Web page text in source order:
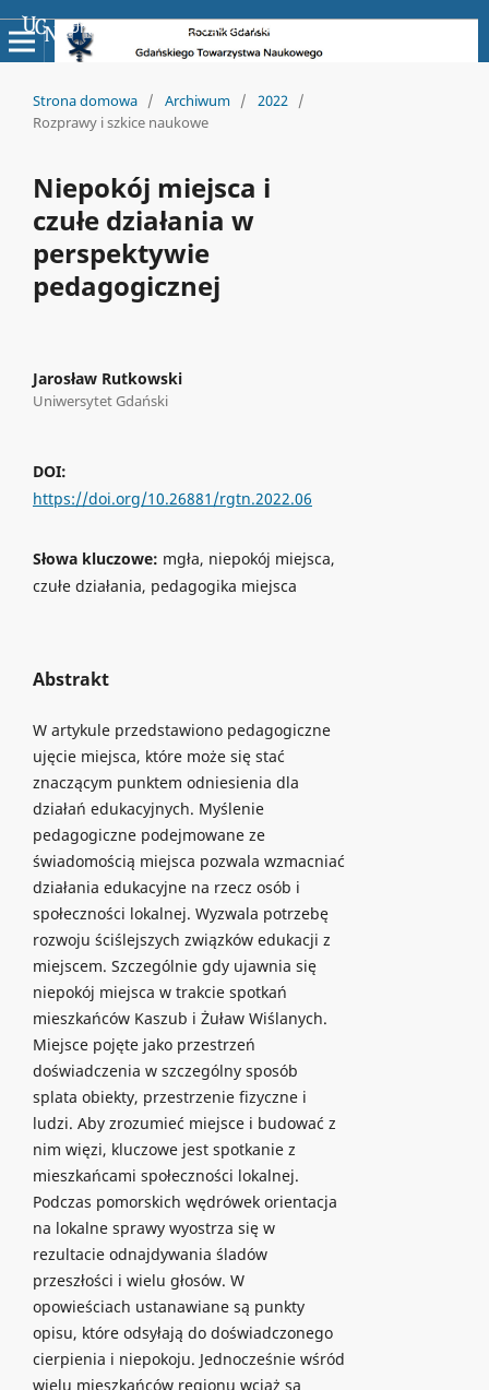
Uniwersyteckie Czasopisma Naukowe
Strona domowa / Archiwum / 2022 /
Rozprawy i szkice naukowe
Niepokój miejsca i
czułe działania w
perspektywie
pedagogicznej
Jarosław Rutkowski
Uniwersytet Gdański
DOI:
https://doi.org/10.26881/rgtn.2022.06
Słowa kluczowe: mgła, niepokój miejsca,
czułe działania, pedagogika miejsca
Abstrakt
W artykule przedstawiono pedagogiczne
ujęcie miejsca, które może się stać
znaczącym punktem odniesienia dla
działań edukacyjnych. Myślenie
pedagogiczne podejmowane ze
świadomością miejsca pozwala wzmacniać
działania edukacyjne na rzecz osób i
społeczności lokalnej. Wyzwala potrzebę
rozwoju ściślejszych związków edukacji z
miejscem. Szczególnie gdy ujawnia się
niepokój miejsca w trakcie spotkań
mieszkańców Kaszub i Żuław Wiślanych.
Miejsce pojęte jako przestrzeń
doświadczenia w szczególny sposób
splata obiekty, przestrzenie fizyczne i
ludzi. Aby zrozumieć miejsce i budować z
nim więzi, kluczowe jest spotkanie z
mieszkańcami społeczności lokalnej.
Podczas pomorskich wędrówek orientacja
na lokalne sprawy wyostrza się w
rezultacie odnajdywania śladów
przeszłości i wielu głosów. W
opowieściach ustanawiane są punkty
opisu, które odsyłają do doświadczonego
cierpienia i niepokoju. Jednocześnie wśród
wielu mieszkańców regionu wciąż są